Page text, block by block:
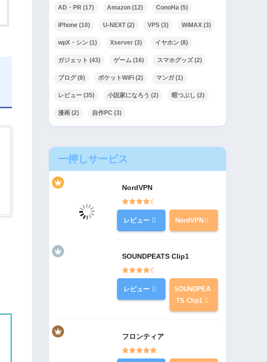
AD・PR (17) Amazon (12) ConoHa (5)
iPhone (10) U-NEXT(2) VPS (3) WiMAX (3)
wpX・シン (1) Xserver (3) イヤホン (8)
ガジェット (43) ゲーム (16) スマホグッズ(2)
ブログ(8) ポケットWiFi (2) マンガ(1)
レビュー (35) 小説家になろう (2) 暇つぶし (2)
漫画 (2) 自作PC (3)
一押しサービス
NordVPN
レビュー NordVPN
SOUNDPEATS Clip1
レビュー
SOUNDPEA
TS Clip1
フロンティア